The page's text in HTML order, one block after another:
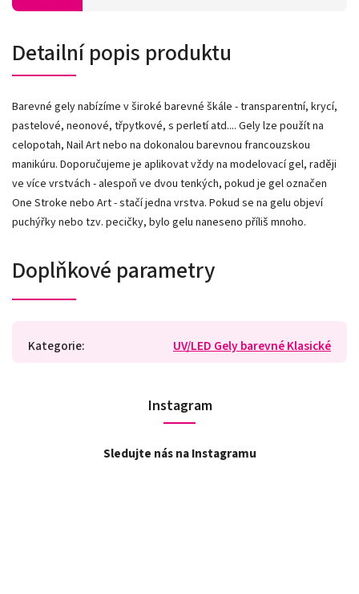
Detailní popis produktu
Barevné gely nabízíme v široké barevné škále - transparentní, krycí,
pastelové, neonové, třpytkové, s perletí atd.... Gely lze použít na
celopotah, Nail Art nebo na dokonalou barevnou francouzskou
manikúru. Doporučujeme je aplikovat vždy na modelovací gel, raději
ve více vrstvách - alespoň ve dvou tenkých, pokud je gel označen
One Stroke nebo Art - stačí jedna vrstva. Pokud se na gelu objeví
puchýřky nebo tzv. pecičky, bylo gelu naneseno příliš mnoho.
Doplňkové parametry
Kategorie: UV/LED Gely barevné Klasické
Instagram
Sledujte nás na Instagramu